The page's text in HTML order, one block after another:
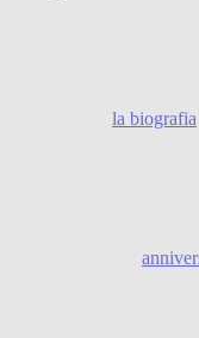
la biografia